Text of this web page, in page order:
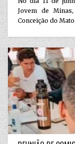
Jovem de
Conceição do Mato